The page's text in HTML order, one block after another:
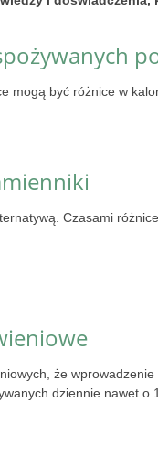
mogą być różnice w
Czasami
że
dziennie nawet o